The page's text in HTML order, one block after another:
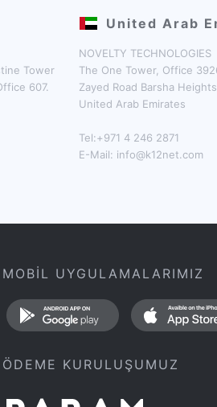
Tower
607.
United Arab
NOVELTY TECHNOLOGIES
The One Tower, Office
Zayed Road Barsha
United Arab Emirates
Tel:+971 4 246 2871
E-Mail: info@k12net.com
MOBİL UYGULAMALARIMIZ
ÖDEME KURULUŞUMUZ